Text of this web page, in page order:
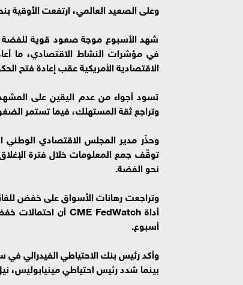
وعلى الصعيد العالمي، ارتفعت الأوقية بنحو 3 دولارات، لتفتتح التداولات عند 48 دولارًا وتغلق عند
شهد الأسبوع موجة صعود قوية للفضة
في مؤشرات النشاط الاقتصادي، ما
الاقتصادية الأمريكية عقب إعادة فتح
تسود أجواء من عدم اليقين على
وتراجع ثقة المستهلك، فيما تستمر
وحذّر مدير المجلس الاقتصادي
توقّف جمع المعلومات خلال فترة
نحو الفضة.
وتراجعت رهانات الأسواق على خفض
أسبوع.
وأكد رئيس بنك الاحتياطي الفيدرالي
بينما شدد رئيس احتياطي مينيابوليس،